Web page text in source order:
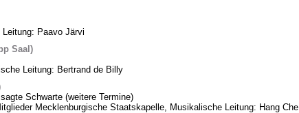
Paavo Järvi
Saal)
Leitung: Bertrand de Billy
Schwarte (weitere Termine)
Mecklenburgische Staatskapelle, Musikalische Leitung: Hang Che